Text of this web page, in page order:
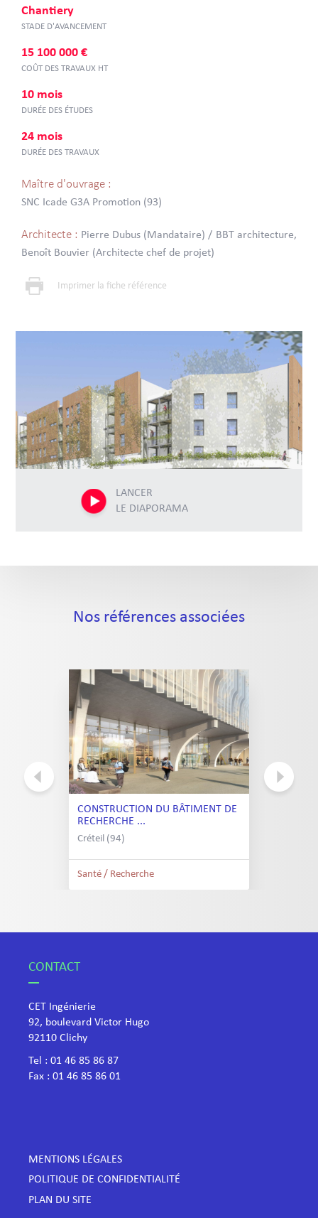
Chantiery
STADE D'AVANCEMENT
15 100 000 €
COÛT DES TRAVAUX HT
10 mois
DURÉE DES ÉTUDES
24 mois
DURÉE DES TRAVAUX
Maître d'ouvrage :
SNC Icade G3A Promotion (93)
Architecte : Pierre Dubus (Mandataire) / BBT architecture,
Benoît Bouvier (Architecte chef de projet)
Imprimer la fiche référence
LANCER
LE DIAPORAMA
Nos références associées
CONSTRUCTION DU BÂTIMENT DE
RECHERCHE ...
Créteil (94)
Santé / Recherche
CONTACT
CET Ingénierie
92, boulevard Victor Hugo
​92110 Clichy
Tel : 01 46 85 86 87
Fax : 01 46 85 86 01
MENTIONS LÉGALES
POLITIQUE DE CONFIDENTIALITÉ
PLAN DU SITE